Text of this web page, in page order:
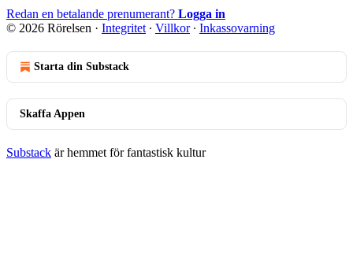
Redan en betalande prenumerant? Logga in
© 2026 Rörelsen · Integritet ∙ Villkor∙ Inkassovarning
Starta din Substack
Skaffa Appen
Substack är hemmet för fantastisk kultur